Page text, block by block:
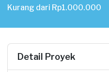
Kurang dari Rp1.000.000
Detail Proyek